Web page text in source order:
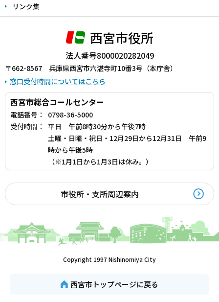
リンク集
西宮市役所
法人番号8000020282049
〒662-8567 兵庫県西宮市六湛寺町10番3号（本庁舎）
窓口受付時間についてはこちら
西宮市総合コールセンター
電話番号：
0798-36-5000
受付時間：
平日 午前8時30分から午後7時
土曜・日曜・祝日・12月29日から12月31日 午前9
時から午後5時
（※1月1日から1月3日は休み。）
市役所・支所周辺案内
Copyright 1997 Nishinomiya City
西宮市トップページに戻る